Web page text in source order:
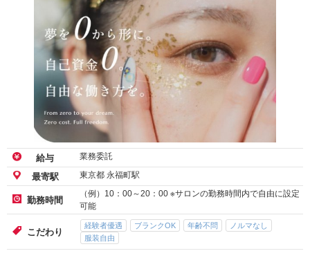
給与 業務委託
最寄駅 東京都 永福町駅
勤務時間
（例）10：00～20：00 ※サロンの勤務時間内で自由に設定
可能
こだわり
経験者優遇 ブランクOK 年齢不問
ノルマなし
服装自由